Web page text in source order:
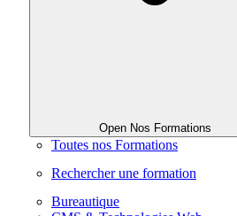
Open Nos Formations
Toutes nos Formations
Rechercher une formation
Bureautique